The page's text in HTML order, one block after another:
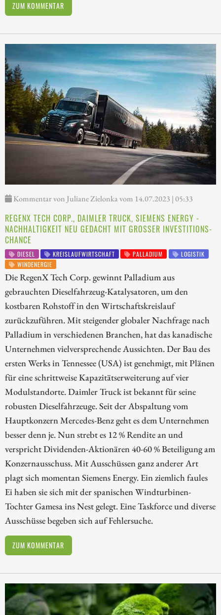
ZUM KOMMENTAR
Kommentar von Juliane Zielonka vom 14.07.2023 | 05:33
REGENX TECH CORP., DAIMLER TRUCK, SIEMENS ENERGY -
NACHHALTIGKEIT NEU GEDACHT MIT GROSSER INVESTITIONS-C
HANCE
DIESEL KREISLAUFWIRTSCHAFT PALLADIUM
LOGISTIK
WINDENERGIE
Die RegenX Tech Corp. gewinnt Palladium aus
gebrauchten Dieselfahrzeug-Katalysatoren, um den
kostbaren Rohstoff in den Wirtschaftskreislauf
zurückzuführen. Mit steigender globaler Nachfrage nach
Palladium in verschiedenen Branchen, hat das kanadische
Unternehmen vielversprechende Aussichten. Der Bau des
ersten Werks in Tennessee (USA) ist genehmigt, mit Plänen
für eine schrittweise Kapazitätserweiterung auf vier
Modulstandorte. Daimler Truck ist bekannt für seine
robusten Dieselfahrzeuge. Seit der Abspaltung vom
Hauptkonzern Mercedes-Benz geht es dem Unternehmen
besser denn je. Nun strebt es 12 % Rendite an und
verspricht Dividenden-Aktionären 40-60 % Beteiligung am
Konzernausschuss. Mit Ausschüssen ganz anderer Art
plagt sich momentan Siemens Energy. Ein ziemlich faules
Ei haben sie sich mit der spanischen Windturbinen-
Tochter Gamesa ins Nest gelegt. Eine Taskforce und diverse
Ausschüsse begeben sich auf Fehlersuche.
ZUM KOMMENTAR